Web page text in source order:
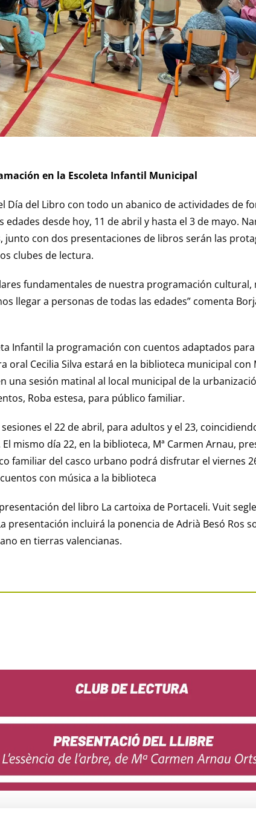
en la Escoleta Infantil Municipal
Día del Libro con todo un abanico de actividades de
desde hoy, 11 de abril y hasta el 3 de mayo.
junto con dos presentaciones de libros serán las
clubes de lectura.
fundamentales de nuestra programación cultural,
llegar a personas de todas las edades” comenta
Infantil la programación con cuentos adaptados
oral Cecilia Silva estará en la biblioteca municipal con
una sesión matinal al local municipal de la
Roba estesa, para público familiar.
el 22 de abril, para adultos y el 23,
mismo día 22, en la biblioteca, Mª Carmen Arnau,
familiar del casco urbano podrá disfrutar el viernes
con música a la biblioteca
del libro La cartoixa de Portaceli. Vuit
presentación incluirá la ponencia de Adrià Besó Ros
en tierras valencianas.